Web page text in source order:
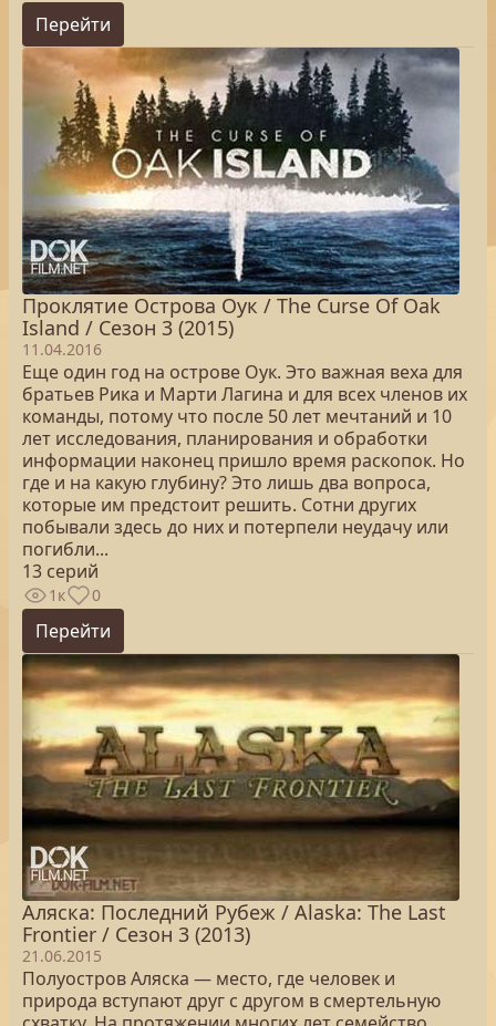
Перейти
Проклятие Острова Оук / The Curse Of Oak
Island / Сезон 3 (2015)
11.04.2016
Еще один год на острове Оук. Это важная веха для
братьев Рика и Марти Лагина и для всех членов их
команды, потому что после 50 лет мечтаний и 10
лет исследования, планирования и обработки
информации наконец пришло время раскопок. Но
где и на какую глубину? Это лишь два вопроса,
которые им предстоит решить. Сотни других
побывали здесь до них и потерпели неудачу или
погибли...
13 серий
1к 0
Перейти
Аляска: Последний Рубеж / Alaska: The Last
Frontier / Сезон 3 (2013)
21.06.2015
Полуостров Аляска — место, где человек и
природа вступают друг с другом в смертельную